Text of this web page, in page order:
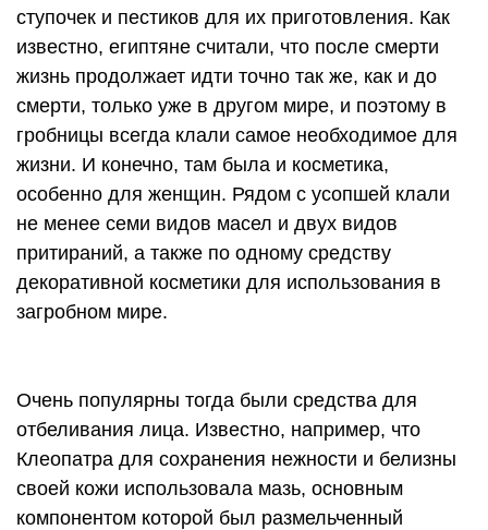
ступочек и пестиков для их приготовления. Как
известно, египтяне считали, что после смерти
жизнь продолжает идти точно так же, как и до
смерти, только уже в другом мире, и поэтому в
гробницы всегда клали самое необходимое для
жизни. И конечно, там была и косметика,
особенно для женщин. Рядом с усопшей клали
не менее семи видов масел и двух видов
притираний, а также по одному средству
декоративной косметики для использования в
загробном мире.
Очень популярны тогда были средства для
отбеливания лица. Известно, например, что
Клеопатра для сохранения нежности и белизны
своей кожи использовала мазь, основным
компонентом которой был размельченный